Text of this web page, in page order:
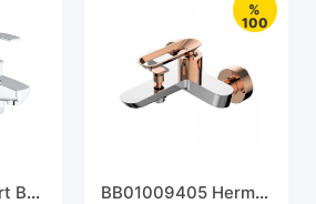
Grohe Eurosmart Banyo Bataryası 33300002
%
100
BB01009405 Hermes Banyo Bataryası - BİEN